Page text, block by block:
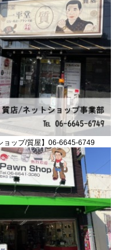
ョップ/質屋】06-6645-6749